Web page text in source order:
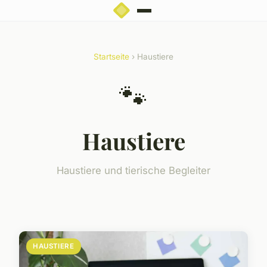
Startseite › Haustiere
🐾
Haustiere
Haustiere und tierische Begleiter
HAUSTIERE